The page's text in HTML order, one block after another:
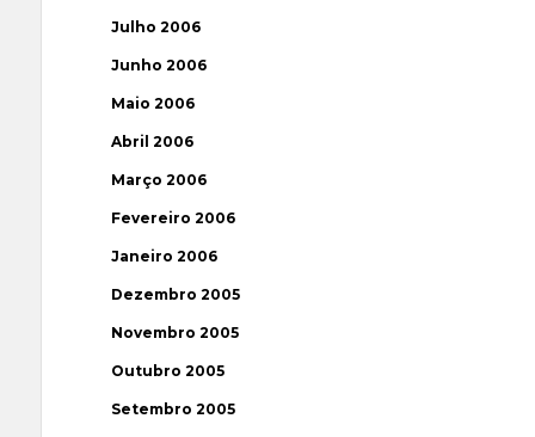
Julho 2006
Junho 2006
Maio 2006
Abril 2006
Março 2006
Fevereiro 2006
Janeiro 2006
Dezembro 2005
Novembro 2005
Outubro 2005
Setembro 2005